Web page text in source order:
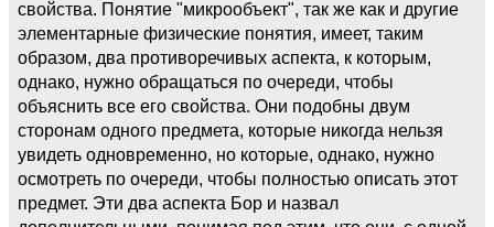
свойства. Понятие "микрообъект", так же как и другие
элементарные физические понятия, имеет, таким
образом, два противоречивых аспекта, к которым,
однако, нужно обращаться по очереди, чтобы
объяснить все его свойства. Они подобны двум
сторонам одного предмета, которые никогда нельзя
увидеть одновременно, но которые, однако, нужно
осмотреть по очереди, чтобы полностью описать этот
предмет. Эти два аспекта Бор и назвал